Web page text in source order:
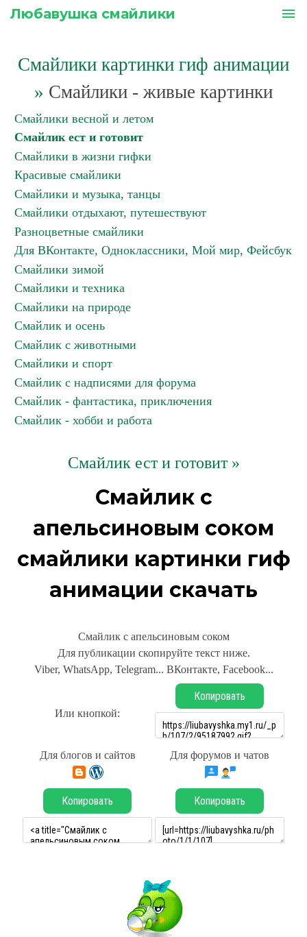
Любавушка смайлики menu
Смайлики картинки гиф анимации
» Смайлики - живые картинки
Смайлики весной и летом
Смайлик ест и готовит
Смайлики в жизни гифки
Красивые смайлики
Смайлики и музыка, танцы
Смайлики отдыхают, путешествуют
Разноцветные смайлики
Для ВКонтакте, Одноклассники, Мой мир, Фейсбук
Смайлики зимой
Смайлики и техника
Смайлики на природе
Смайлик и осень
Смайлик с животными
Смайлики и спорт
Смайлик с надписями для форума
Смайлик - фантастика, приключения
Смайлик - хобби и работа
Смайлик ест и готовит »
Смайлик с
апельсиновым соком
смайлики картинки гиф
анимации скачать
Смайлик с апельсиновым соком
Для публикации скопируйте текст ниже.
Viber, WhatsApp, Telegram... ВКонтакте, Facebook...
Или кнопкой:
Копировать
Для блогов и сайтов Для форумов и чатов
Копировать Копировать